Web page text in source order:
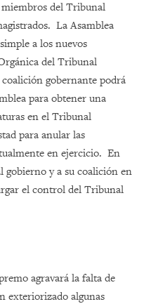
miembros del Tribunal
La Asamblea
a los nuevos
del Tribunal
gobernante podrá
para obtener una
en el Tribunal
para anular las
en ejercicio. En
y a su coalición en
el control del Tribunal
agravará la falta de
exteriorizado algunas